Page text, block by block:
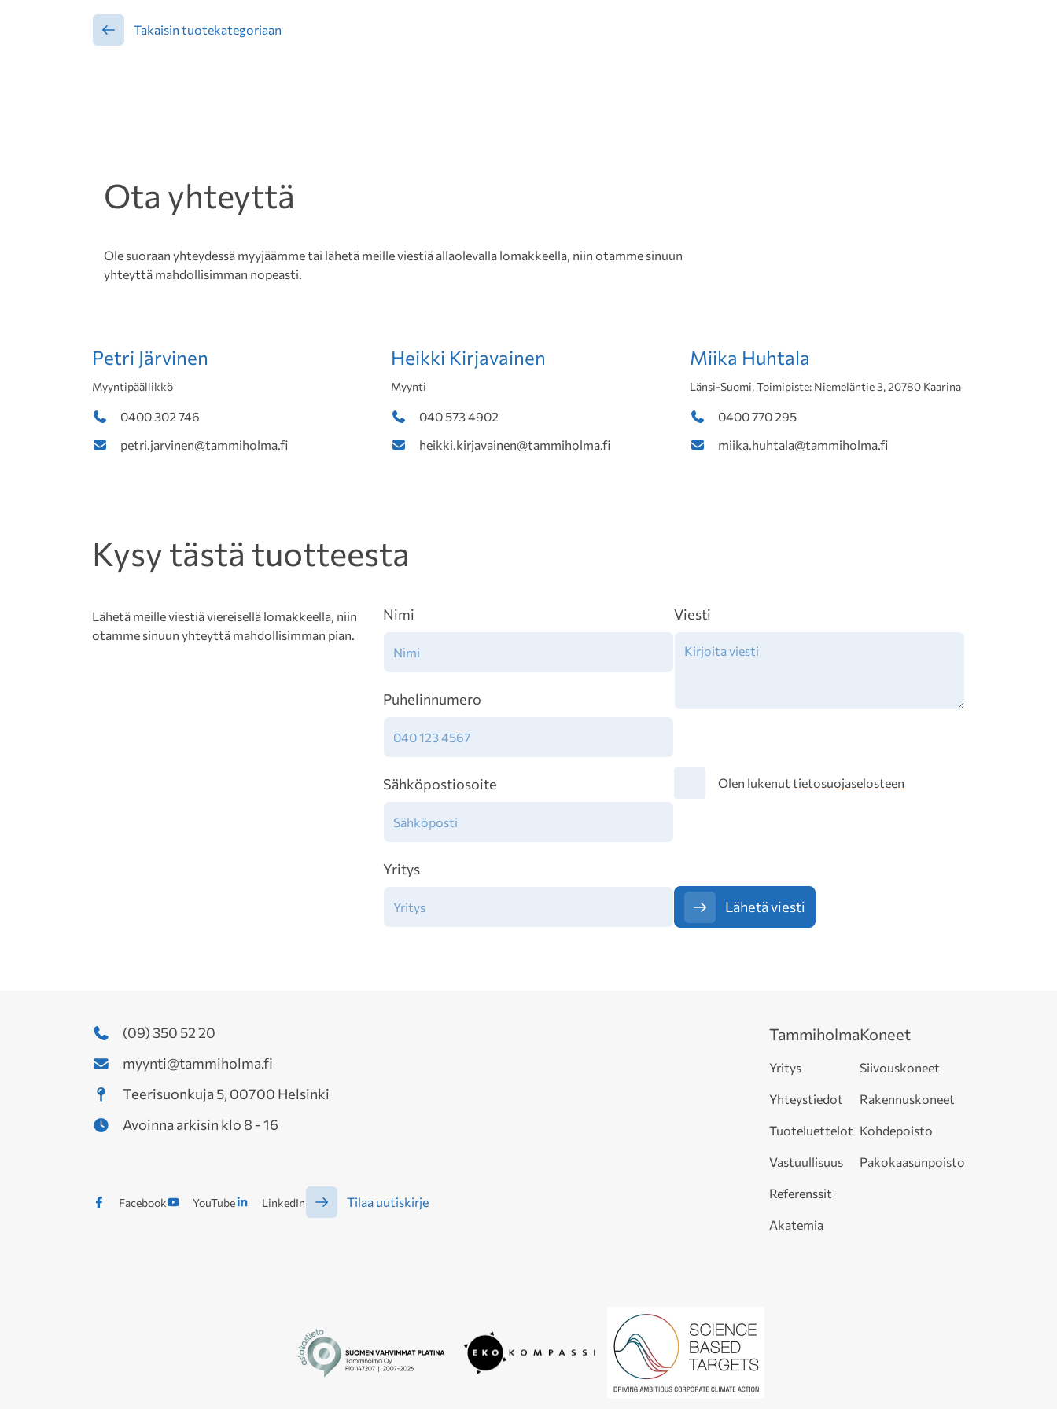
Takaisin tuotekategoriaan
Ota yhteyttä
Ole suoraan yhteydessä myyjäämme tai lähetä meille viestiä allaolevalla lomakkeella, niin otamme sinuun
yhteyttä mahdollisimman nopeasti.
Petri Järvinen
Myyntipäällikkö
0400 302 746
petri.jarvinen@tammiholma.fi
Heikki Kirjavainen
Myynti
040 573 4902
heikki.kirjavainen@tammiholma.fi
Miika Huhtala
Länsi-Suomi, Toimipiste: Niemeläntie 3, 20780 Kaarina
0400 770 295
miika.huhtala@tammiholma.fi
Kysy tästä tuotteesta
Lähetä meille viestiä viereisellä lomakkeella, niin
otamme sinuun yhteyttä mahdollisimman pian.
Nimi
Puhelinnumero
Sähköpostiosoite
Yritys
Viesti
TietosuojaOlen lukenut tietosuojaselosteen
Lähetä viesti
(09) 350 52 20
myynti@tammiholma.fi
Teerisuonkuja 5, 00700 Helsinki
Avoinna arkisin klo 8 - 16
Facebook YouTube LinkedIn Tilaa uutiskirje
Tammiholma
Yritys
Yhteystiedot
Tuoteluettelot
Vastuullisuus
Referenssit
Akatemia
Koneet
Siivouskoneet
Rakennuskoneet
Kohdepoisto
Pakokaasunpoisto